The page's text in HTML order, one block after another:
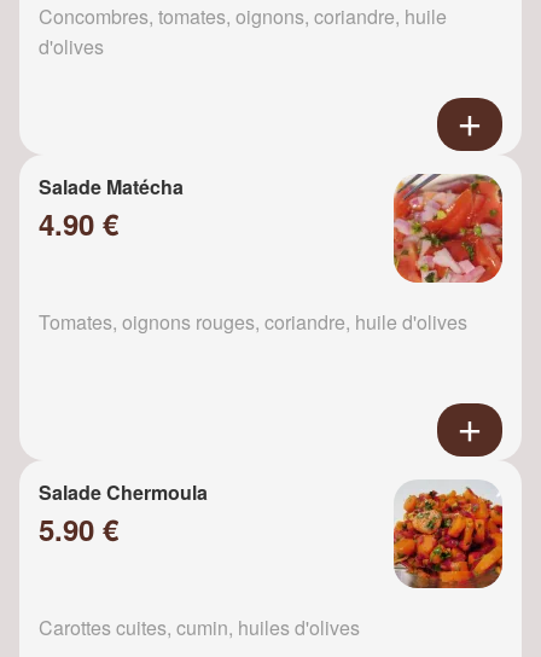
Concombres, tomates, oignons, coriandre, huile
d'olives
Salade Matécha
4.90 €
Tomates, oignons rouges, coriandre, huile d'olives
Salade Chermoula
5.90 €
Carottes cuites, cumin, huiles d'olives